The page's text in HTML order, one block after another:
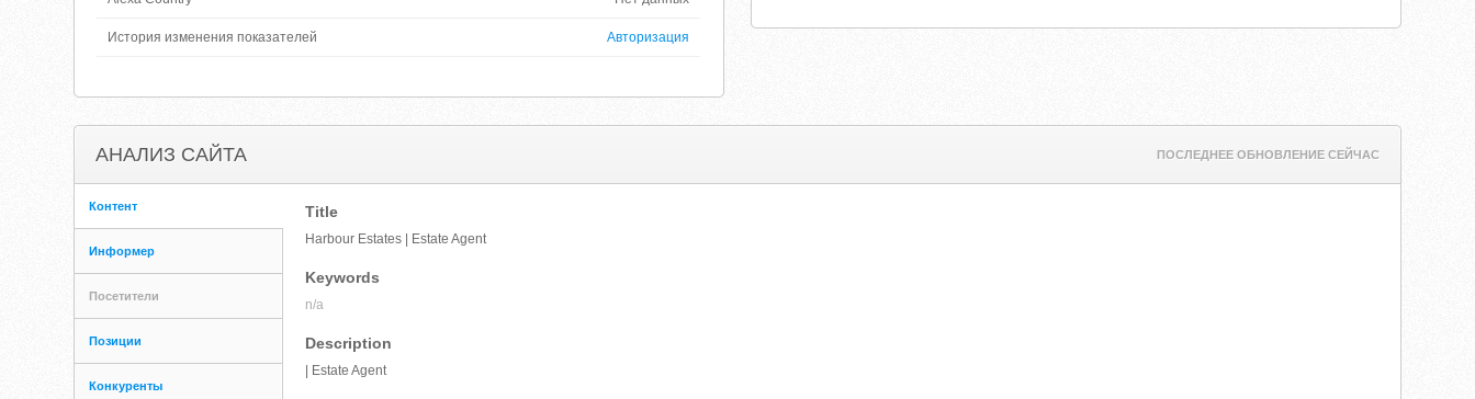
История изменения показателей Авторизация
АНАЛИЗ САЙТА ПОСЛЕДНЕЕ ОБНОВЛЕНИЕ СЕЙЧАС
Контент
Информер
Посетители
Позиции
Конкуренты
Title
Harbour Estates | Estate Agent
Keywords
n/a
Description
| Estate Agent